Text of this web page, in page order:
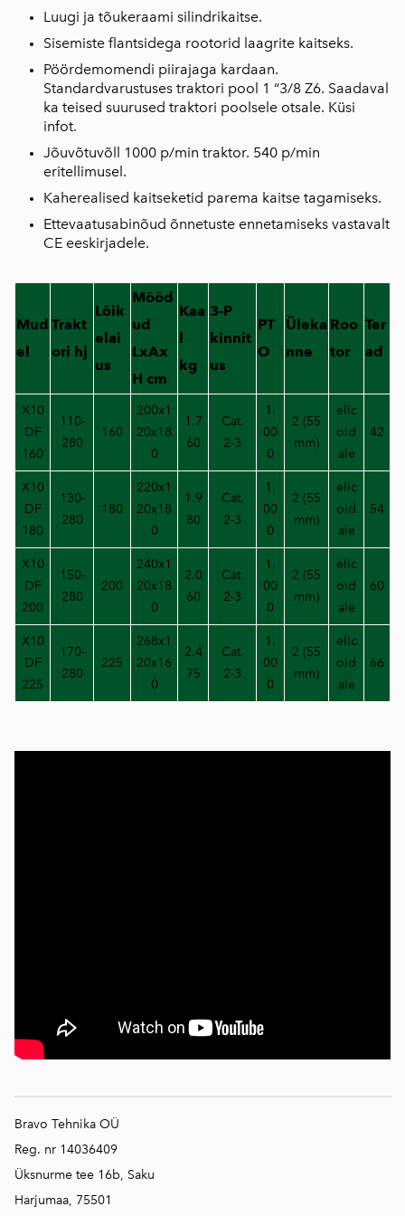
Luugi ja tõukeraami silindrikaitse.
Sisemiste flantsidega rootorid laagrite kaitseks.
Pöördemomendi piirajaga kardaan.
Standardvarustuses traktori pool 1 “3/8 Z6. Saadaval
ka teised suurused traktori poolsele otsale. Küsi
infot.
Jõuvõtuvõll 1000 p/min traktor. 540 p/min
eritellimusel.
Kaherealised kaitseketid parema kaitse tagamiseks.
Ettevaatusabinõud õnnetuste ennetamiseks vastavalt
CE eeskirjadele.
Mud
el
Trakt
ori hj
Lõik
elai
us
Mõõd
ud
LxAx
H cm
Kaa
l
kg
3-P
kinnit
us
PT
O
Üleka
nne
Roo
tor
Ter
ad
X10
DF
160
110-
280
160
200x1
20x18
0
1.7
60
Cat.
2-3
1.
00
0
2 (55
mm)
elic
oid
ale
42
X10
DF
180
130-
280
180
220x1
20x18
0
1.9
80
Cat.
2-3
1.
00
0
2 (55
mm)
elic
oid
ale
54
X10
DF
200
150-
280
200
240x1
20x18
0
2.0
60
Cat.
2-3
1.
00
0
2 (55
mm)
elic
oid
ale
60
X10
DF
225
170-
280
225
268x1
20x16
0
2.4
75
Cat.
2-3
1.
00
0
2 (55
mm)
elic
oid
ale
66
Bravo Tehnika OÜ
Reg. nr 14036409
Üksnurme tee 16b, Saku
Harjumaa, 75501